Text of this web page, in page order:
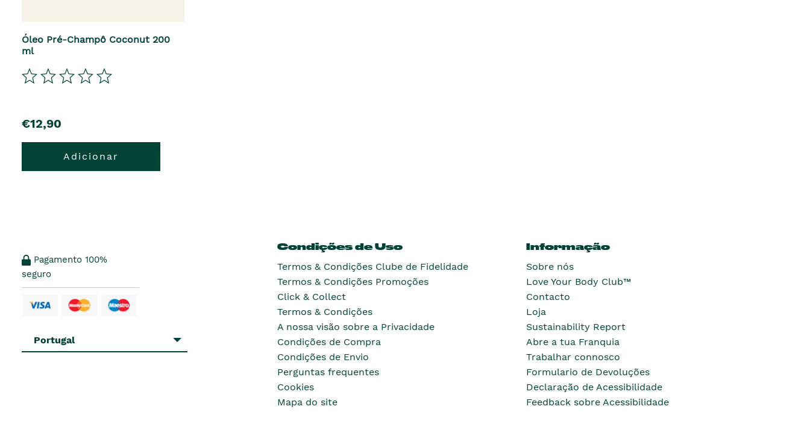
Óleo Pré-Champô Coconut 200
ml
€12,90
Adicionar
Pagamento 100%
seguro
Portugal
Condições de Uso
Termos & Condições Clube de Fidelidade
Termos & Condições Promoções
Click & Collect
Termos & Condições
A nossa visão sobre a Privacidade
Condições de Compra
Condições de Envio
Perguntas frequentes
Cookies
Mapa do site
Informação
Sobre nós
Love Your Body Club™
Contacto
Loja
Sustainability Report
Abre a tua Franquia
Trabalhar connosco
Formulario de Devoluções
Declaração de Acessibilidade
Feedback sobre Acessibilidade